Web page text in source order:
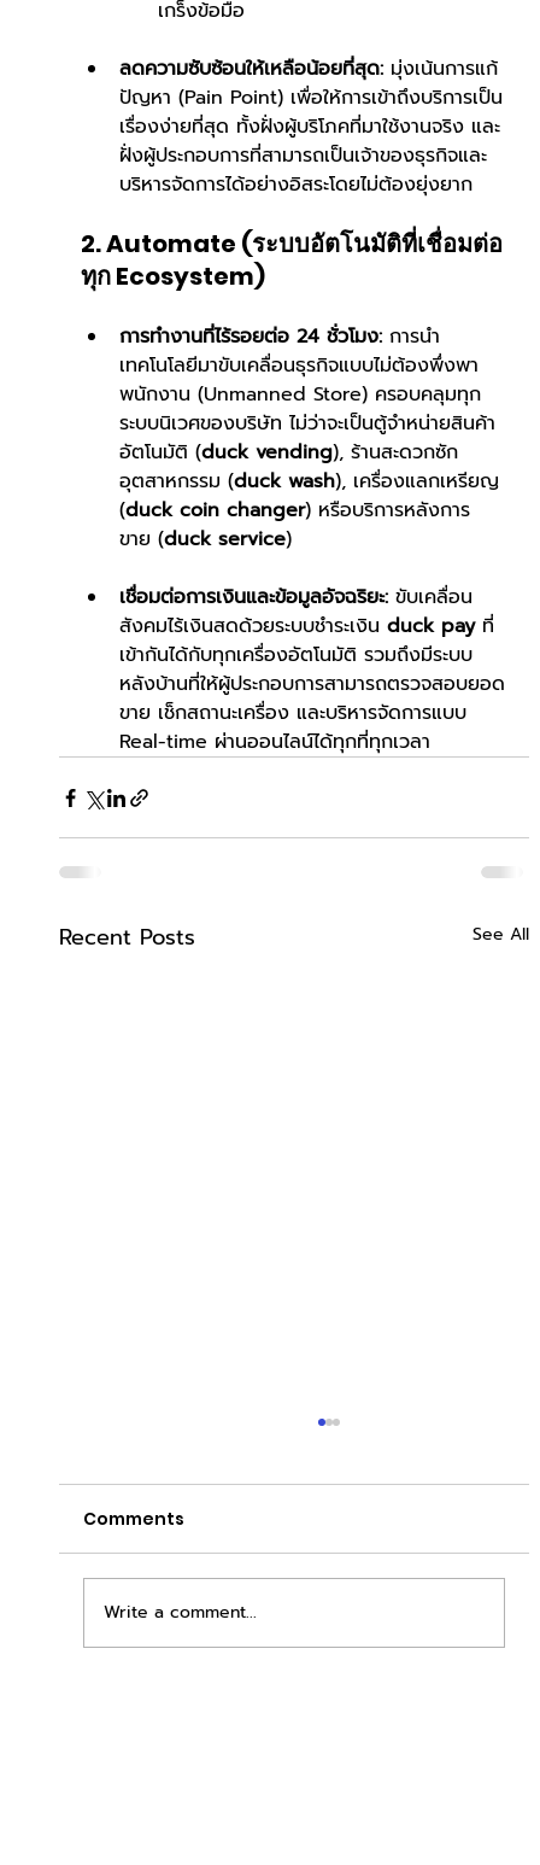
เกร็งข้อมือ
ลดความซับซ้อนให้เหลือน้อยที่สุด: มุ่งเน้นการแก้
ปัญหา (Pain Point) เพื่อให้การเข้าถึงบริการเป็น
เรื่องง่ายที่สุด ทั้งฝั่งผู้บริโภคที่มาใช้งานจริง และ
ฝั่งผู้ประกอบการที่สามารถเป็นเจ้าของธุรกิจและ
บริหารจัดการได้อย่างอิสระโดยไม่ต้องยุ่งยาก
2. Automate (ระบบอัตโนมัติที่เชื่อมต่อ
ทุก Ecosystem)
การทำงานที่ไร้รอยต่อ 24 ชั่วโมง: การนำ
เทคโนโลยีมาขับเคลื่อนธุรกิจแบบไม่ต้องพึ่งพา
พนักงาน (Unmanned Store) ครอบคลุมทุก
ระบบนิเวศของบริษัท ไม่ว่าจะเป็นตู้จำหน่ายสินค้า
อัตโนมัติ (duck vending), ร้านสะดวกซัก
อุตสาหกรรม (duck wash), เครื่องแลกเหรียญ
(duck coin changer) หรือบริการหลังการ
ขาย (duck service)
เชื่อมต่อการเงินและข้อมูลอัจฉริยะ: ขับเคลื่อน
สังคมไร้เงินสดด้วยระบบชำระเงิน duck pay ที่
เข้ากันได้กับทุกเครื่องอัตโนมัติ รวมถึงมีระบบ
หลังบ้านที่ให้ผู้ประกอบการสามารถตรวจสอบยอด
ขาย เช็กสถานะเครื่อง และบริหารจัดการแบบ
Real-time ผ่านออนไลน์ได้ทุกที่ทุกเวลา
Recent Posts See All
Comments
Write a comment...